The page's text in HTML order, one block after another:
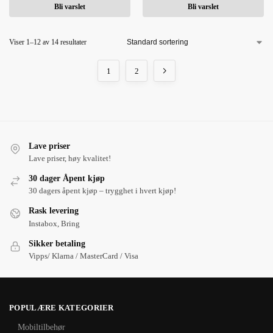
Bli varslet Bli varslet
Viser 1–12 av 14 resultater
1 2
Lave priser
Lave priser, høy kvalitet!
30 dager Åpent kjøp
30 dagers åpent kjøp – trygghet i hvert kjøp!
Rask levering
Instabox, Bring
Sikker betaling
Vipps/ Klarna / MasterCard / Visa
POPULÆRE KATEGORIER
Mobiltilbehør